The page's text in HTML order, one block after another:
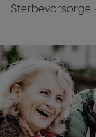
Sterbevorsorge